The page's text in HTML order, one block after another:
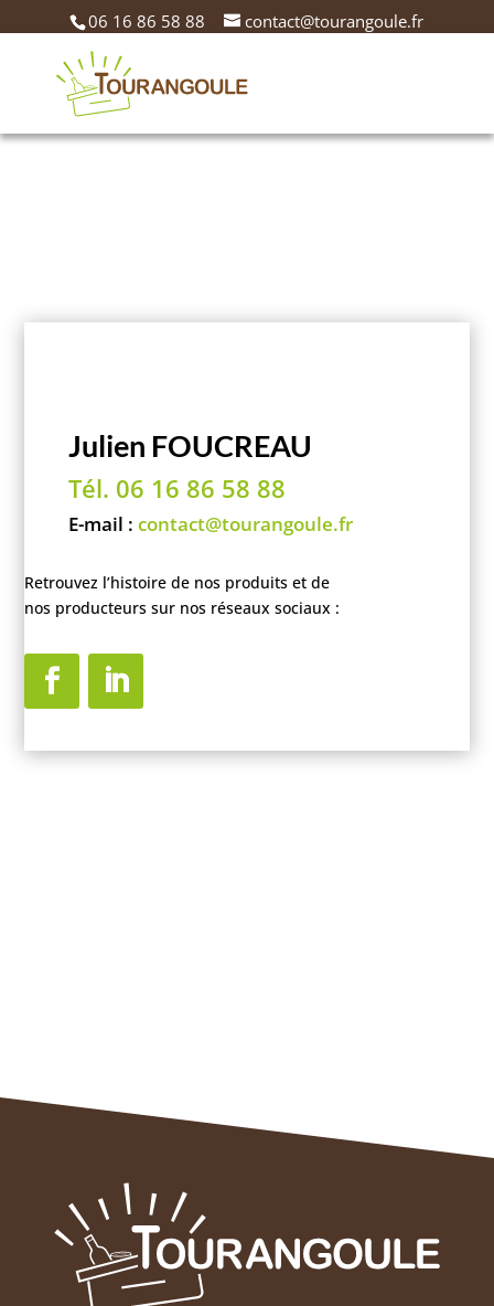
06 16 86 58 88 contact@tourangoule.fr
Julien FOUCREAU
Tél. 06 16 86 58 88
E-mail :contact@tourangoule.fr
Retrouvez l’histoire de nos produits et de
nos producteurs sur nos réseaux sociaux :